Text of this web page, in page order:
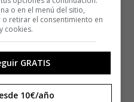
o en el menú del sitio,
retirar el consentimiento en
cookies.
GRATIS
10€/año